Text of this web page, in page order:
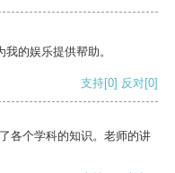
的娱乐提供帮助。
支持[0] 反对[0]
各个学科的知识。老师的讲